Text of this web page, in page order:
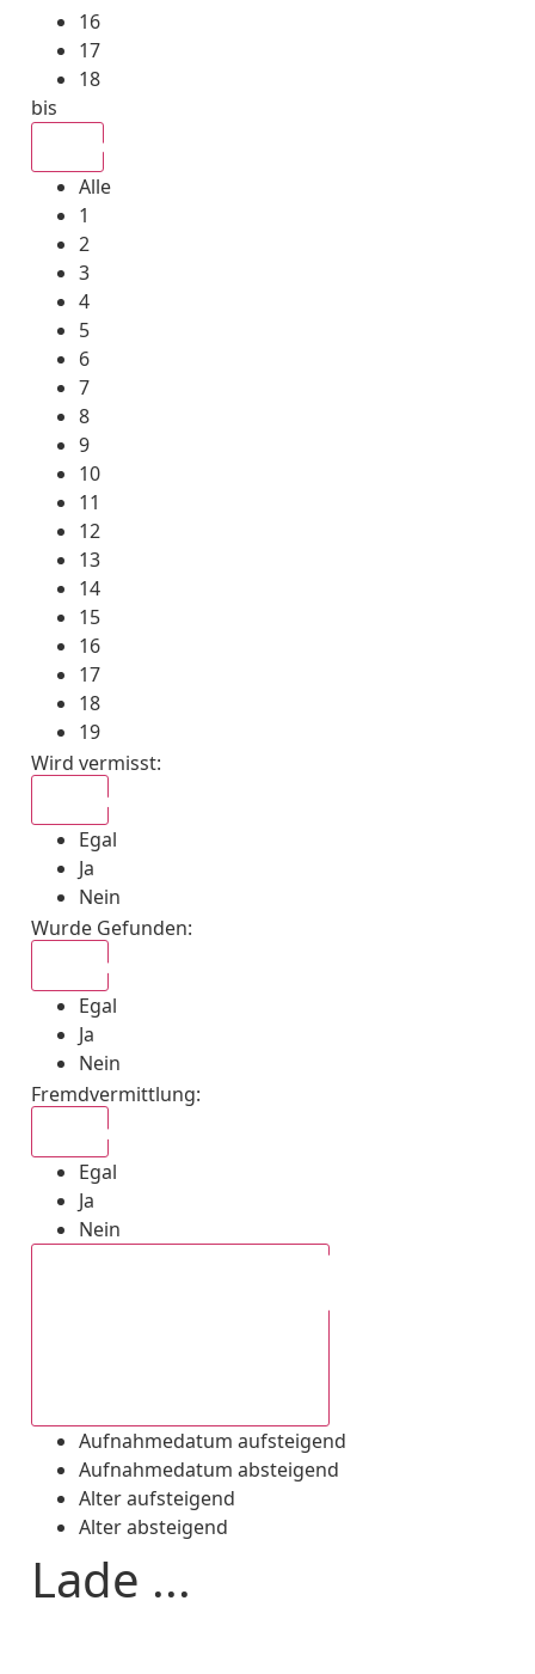
16
17
18
bis
Alle
1
2
3
4
5
6
7
8
9
10
11
12
13
14
15
16
17
18
19
Wird vermisst:
Egal
Ja
Nein
Wurde Gefunden:
Egal
Ja
Nein
Fremdvermittlung:
Egal
Ja
Nein
Aufnahmedatum aufsteigend
Aufnahmedatum absteigend
Alter aufsteigend
Alter absteigend
Lade ...